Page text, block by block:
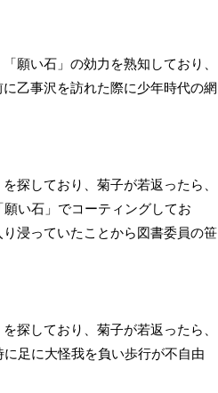
願い石」の効力を熟知しており、
乙事沢を訪れた際に少年時代の網
探しており、菊子が若返ったら、
い石」でコーティングしてお
浸っていたことから図書委員の笹
探しており、菊子が若返ったら、
足に大怪我を負い歩行が不自由